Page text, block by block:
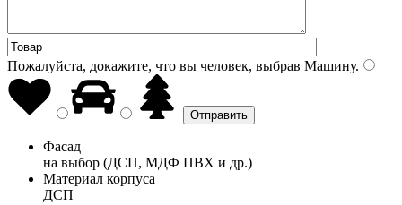
Пожалуйста, докажите, что вы человек, выбрав Машину.
Фасад
на выбор (ДСП, МДФ ПВХ и др.)
Материал корпуса
ДСП